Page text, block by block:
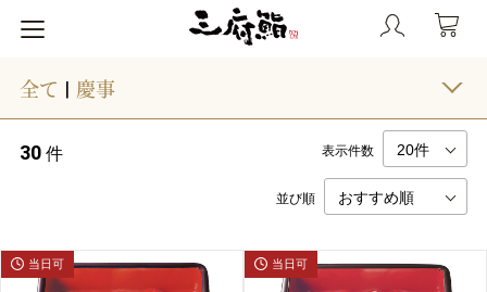
全て | 慶事
30 件 表示件数
並び順
当日可 当日可